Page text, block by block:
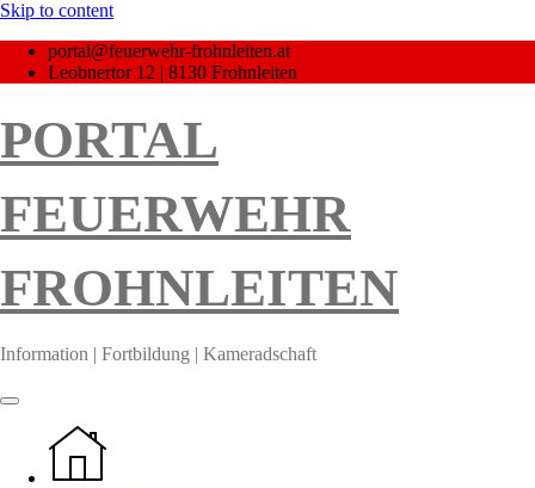
Skip to content
portal@feuerwehr-frohnleiten.at
Leobnertor 12 | 8130 Frohnleiten
PORTAL
FEUERWEHR
FROHNLEITEN
Information | Fortbildung | Kameradschaft